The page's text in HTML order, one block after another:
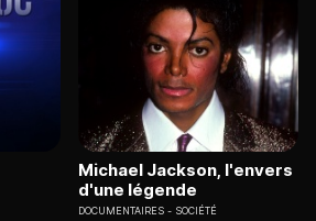
Michael Jackson, l'envers
d'une légende
DOCUMENTAIRES SOCIÉTÉ